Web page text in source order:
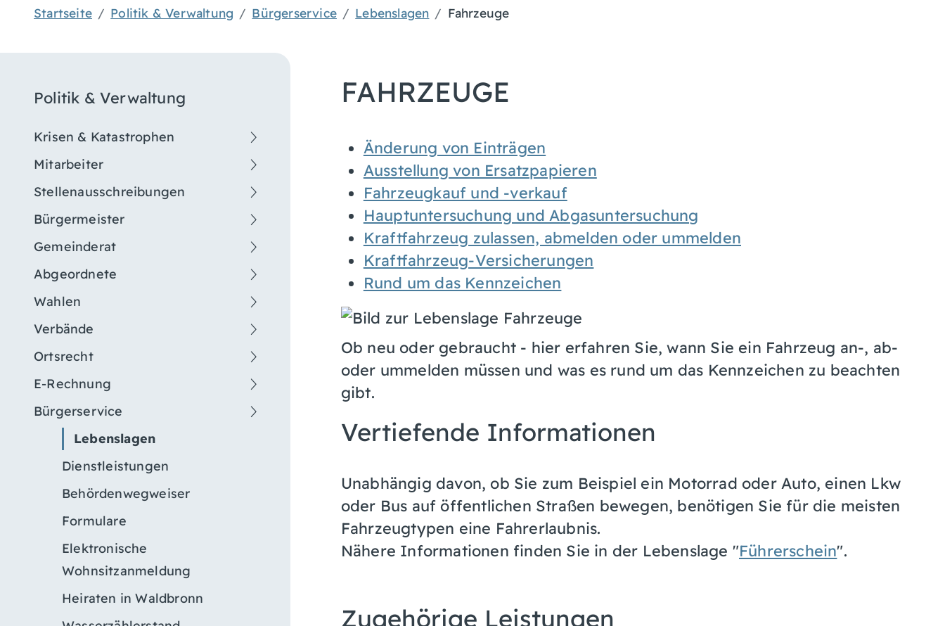
Startseite Politik & Verwaltung Bürgerservice Lebenslagen Fahrzeuge
Politik & Verwaltung
Krisen & Katastrophen
Mitarbeiter
Stellenausschreibungen
Bürgermeister
Gemeinderat
Abgeordnete
Wahlen
Verbände
Ortsrecht
E-Rechnung
Bürgerservice
Lebenslagen
Dienstleistungen
Behördenwegweiser
Formulare
Elektronische
Wohnsitzanmeldung
Heiraten in Waldbronn
FAHRZEUGE
Änderung von Einträgen
Ausstellung von Ersatzpapieren
Fahrzeugkauf und -verkauf
Hauptuntersuchung und Abgasuntersuchung
Kraftfahrzeug zulassen, abmelden oder ummelden
Kraftfahrzeug-Versicherungen
Rund um das Kennzeichen
Ob neu oder gebraucht - hier erfahren Sie, wann Sie ein Fahrzeug an-, ab-
oder ummelden müssen und was es rund um das Kennzeichen zu beachten
gibt.
Vertiefende Informationen
Unabhängig davon, ob Sie zum Beispiel ein Motorrad oder Auto, einen Lkw
oder Bus auf öffentlichen Straßen bewegen, benötigen Sie für die meisten
Fahrzeugtypen eine Fahrerlaubnis.
Nähere Informationen finden Sie in der Lebenslage "Führerschein".
Zugehörige Leistungen